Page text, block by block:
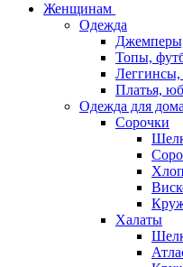
Женщинам
Одежда
Топы,
Платья,
Одежда для дома
Сорочки
Халаты